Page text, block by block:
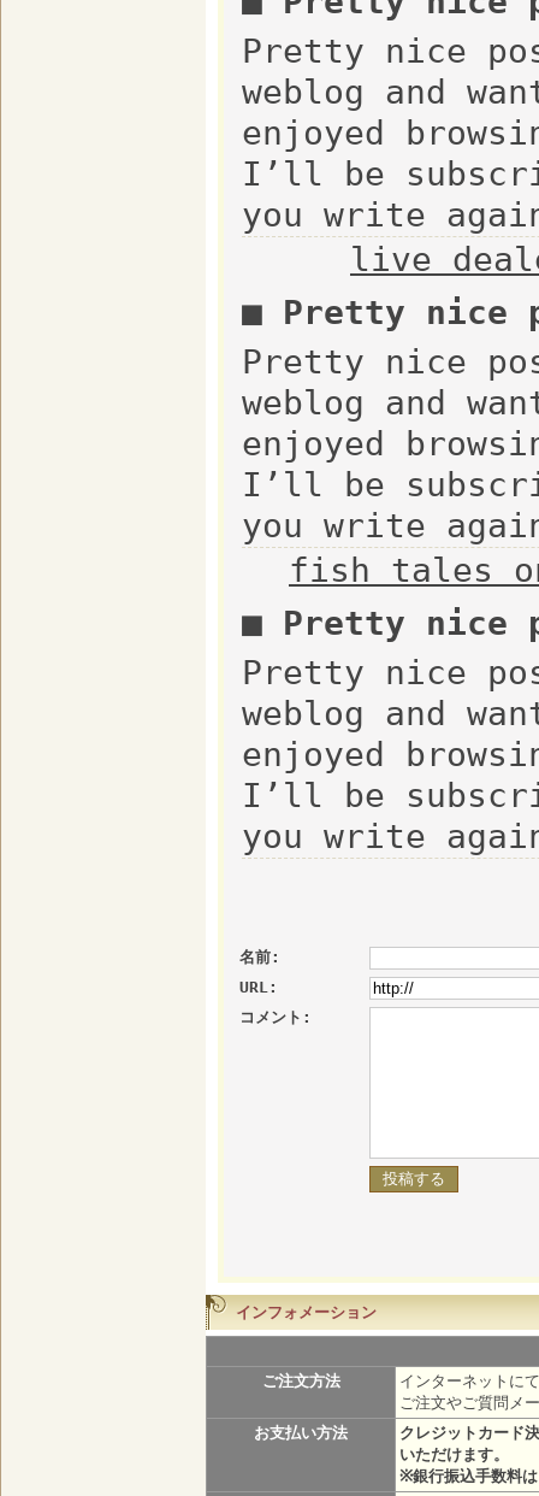
Pretty nice
weblog and
enjoyed
I’ll be
you write
live
■ Pretty nice
Pretty nice
weblog and
enjoyed
I’ll be
you write
fish tales
■ Pretty nice
Pretty nice
weblog and
enjoyed
I’ll be
you write
名前:
URL:
コメント:
インフォメーション
ご注文方法
インターネットに
ご注文やご質問メ
お支払い方法
クレジットカード
いただけます。
※銀行振込手数料